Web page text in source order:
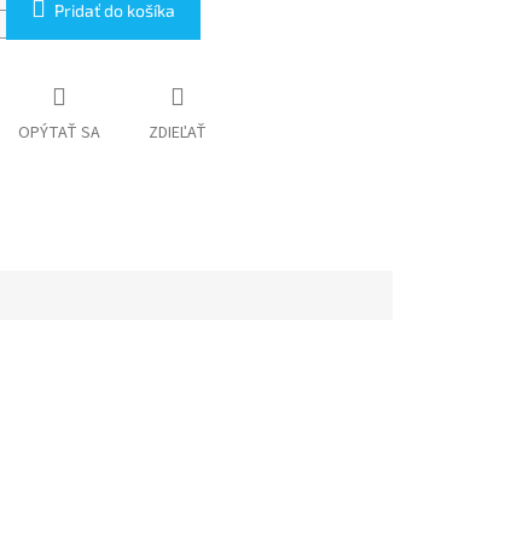
Pridať do košíka
OPÝTAŤ SA ZDIEĽAŤ